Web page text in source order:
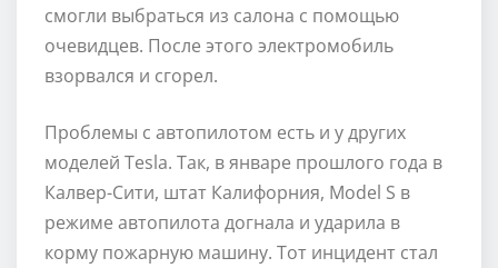
смогли выбраться из салона с помощью
очевидцев. После этого электромобиль
взорвался и сгорел.
Проблемы с автопилотом есть и у других
моделей Tesla. Так, в январе прошлого года в
Калвер-Сити, штат Калифорния, Model S в
режиме автопилота догнала и ударила в
корму пожарную машину. Тот инцидент стал